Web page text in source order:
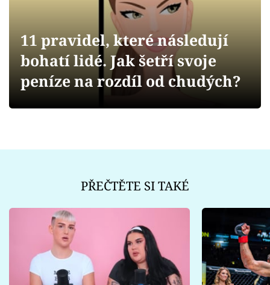
Videa
Sledujte prima+
11 pravidel, které následují
bohatí lidé. Jak šetří svoje
peníze na rozdíl od chudých?
PŘEČTĚTE SI TAKÉ